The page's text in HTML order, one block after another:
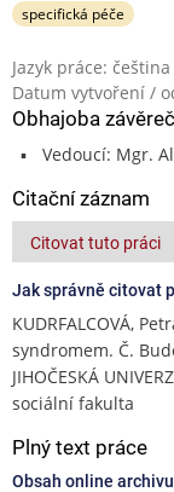
specifická péče
Jazyk práce: čeština
Datum vytvoření /
Obhajoba
Vedoucí: Mgr.
Citační záznam
Citovat tuto práci
Jak správně citovat
KUDRFALCOVÁ,
syndromem. Č.
JIHOČESKÁ
sociální fakulta
Plný text práce
Obsah online